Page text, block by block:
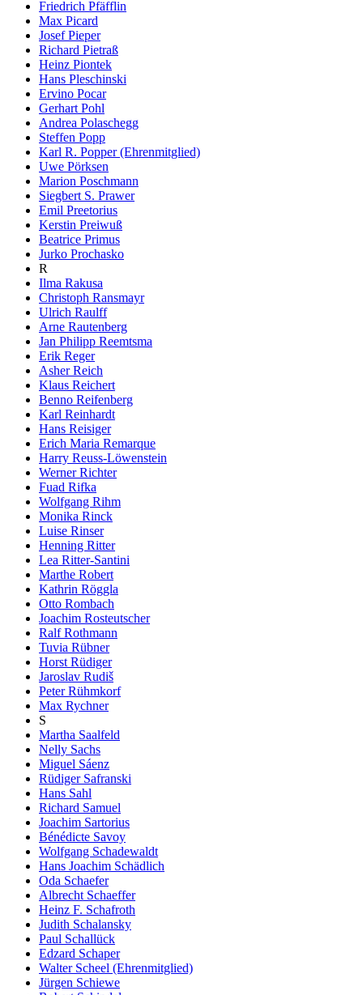
Friedrich Pfäfflin
Max Picard
Josef Pieper
Richard Pietraß
Heinz Piontek
Hans Pleschinski
Ervino Pocar
Gerhart Pohl
Andrea Polaschegg
Steffen Popp
Karl R. Popper (Ehrenmitglied)
Uwe Pörksen
Marion Poschmann
Siegbert S. Prawer
Emil Preetorius
Kerstin Preiwuß
Beatrice Primus
Jurko Prochasko
R
Ilma Rakusa
Christoph Ransmayr
Ulrich Raulff
Arne Rautenberg
Jan Philipp Reemtsma
Erik Reger
Asher Reich
Klaus Reichert
Benno Reifenberg
Karl Reinhardt
Hans Reisiger
Erich Maria Remarque
Harry Reuss-Löwenstein
Werner Richter
Fuad Rifka
Wolfgang Rihm
Monika Rinck
Luise Rinser
Henning Ritter
Lea Ritter-Santini
Marthe Robert
Kathrin Röggla
Otto Rombach
Joachim Rosteutscher
Ralf Rothmann
Tuvia Rübner
Horst Rüdiger
Jaroslav Rudiš
Peter Rühmkorf
Max Rychner
S
Martha Saalfeld
Nelly Sachs
Miguel Sáenz
Rüdiger Safranski
Hans Sahl
Richard Samuel
Joachim Sartorius
Bénédicte Savoy
Wolfgang Schadewaldt
Hans Joachim Schädlich
Oda Schaefer
Albrecht Schaeffer
Heinz F. Schafroth
Judith Schalansky
Paul Schallück
Edzard Schaper
Walter Scheel (Ehrenmitglied)
Jürgen Schiewe